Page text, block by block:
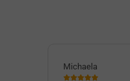
Michaela